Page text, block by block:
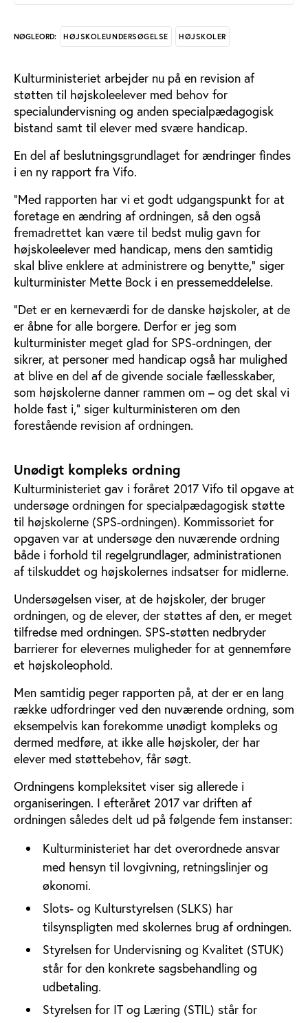
NØGLEORD: HØJSKOLEUNDERSØGELSE HØJSKOLER
Kulturministeriet arbejder nu på en revision af
støtten til højskoleelever med behov for
specialundervisning og anden specialpædagogisk
bistand samt til elever med svære handicap.
En del af beslutningsgrundlaget for ændringer findes
i en ny rapport fra Vifo.
”Med rapporten har vi et godt udgangspunkt for at
foretage en ændring af ordningen, så den også
fremadrettet kan være til bedst mulig gavn for
højskoleelever med handicap, mens den samtidig
skal blive enklere at administrere og benytte,” siger
kulturminister Mette Bock i en pressemeddelelse.
”Det er en kerneværdi for de danske højskoler, at de
er åbne for alle borgere. Derfor er jeg som
kulturminister meget glad for SPS-ordningen, der
sikrer, at personer med handicap også har mulighed
at blive en del af de givende sociale fællesskaber,
som højskolerne danner rammen om – og det skal vi
holde fast i,” siger kulturministeren om den
forestående revision af ordningen.
Unødigt kompleks ordning
Kulturministeriet gav i foråret 2017 Vifo til opgave at
undersøge ordningen for specialpædagogisk støtte
til højskolerne (SPS-ordningen). Kommissoriet for
opgaven var at undersøge den nuværende ordning
både i forhold til regelgrundlager, administrationen
af tilskuddet og højskolernes indsatser for midlerne.
Undersøgelsen viser, at de højskoler, der bruger
ordningen, og de elever, der støttes af den, er meget
tilfredse med ordningen. SPS-støtten nedbryder
barrierer for elevernes muligheder for at gennemføre
et højskoleophold.
Men samtidig peger rapporten på, at der er en lang
række udfordringer ved den nuværende ordning, som
eksempelvis kan forekomme unødigt kompleks og
dermed medføre, at ikke alle højskoler, der har
elever med støttebehov, får søgt.
Ordningens kompleksitet viser sig allerede i
organiseringen. I efteråret 2017 var driften af
ordningen således delt ud på følgende fem instanser:
Kulturministeriet har det overordnede ansvar
med hensyn til lovgivning, retningslinjer og
økonomi.
Slots- og Kulturstyrelsen (SLKS) har
tilsynspligten med skolernes brug af ordningen.
Styrelsen for Undervisning og Kvalitet (STUK)
står for den konkrete sagsbehandling og
udbetaling.
Styrelsen for IT og Læring (STIL) står for